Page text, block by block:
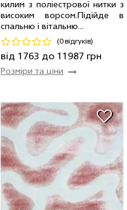
килим з поліестрової нитки з
високим ворсом.Пiдiйде в
спальню і вітальню...
(0 відгуків)
від 1763 до 11987 грн
Розміри та ціни
2.4 x 3.4 м
18 шт 11987 грн
Код 18222
Купити